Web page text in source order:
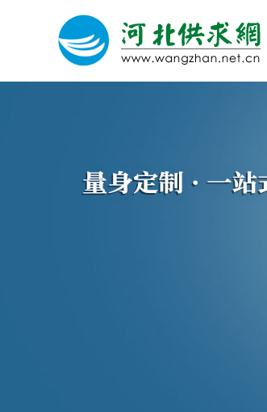
网站建设 微信营销